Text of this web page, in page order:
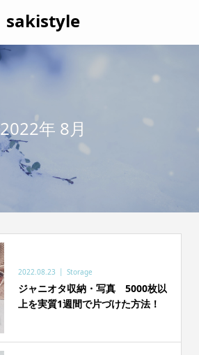
sakistyle
2022年 8月
2022.08.23 Storage
ジャニオタ収納・写真 5000枚以
上を実質1週間で片づけた方法！